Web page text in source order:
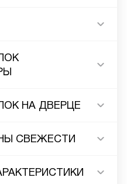
НА ДВЕРЦЕ
СВЕЖЕСТИ